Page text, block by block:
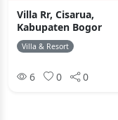
Villa Rr, Cisarua,
Kabupaten Bogor
Villa & Resort
6 0 0